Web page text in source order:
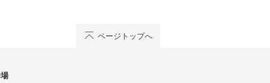
ページトップへ